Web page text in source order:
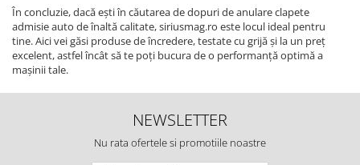
În concluzie, dacă ești în căutarea de dopuri de anulare clapete
admisie auto de înaltă calitate, siriusmag.ro este locul ideal pentru
tine. Aici vei găsi produse de încredere, testate cu grijă și la un preț
excelent, astfel încât să te poți bucura de o performanță optimă a
mașinii tale.
NEWSLETTER
Nu rata ofertele si promotiile noastre